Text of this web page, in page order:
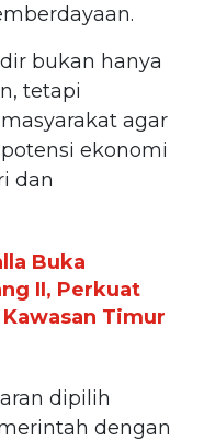
bukan hanya
tetapi
agar
ekonomi
dan
Buka
II, Perkuat
Timur
dipilih
dengan